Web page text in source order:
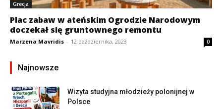
Grecja
Plac zabaw w ateńskim Ogrodzie Narodowym
doczekał się gruntownego remontu
Marzena Mavridis - 12 października, 2023 0
Najnowsze
Wizyta studyjna młodzieży polonijnej w
Polsce